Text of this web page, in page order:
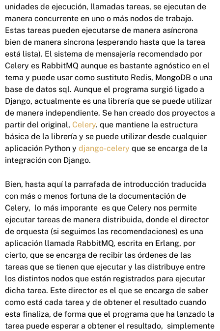
unidades de ejecución, llamadas tareas, se ejecutan de
manera concurrente en uno o más nodos de trabajo.
Estas tareas pueden ejecutarse de manera asíncrona
bien de manera síncrona (esperando hasta que la tarea
está lista). El sistema de mensajería recomendado por
Celery es RabbitMQ aunque es bastante agnóstico en el
tema y puede usar como sustituto Redis, MongoDB o una
base de datos sql. Aunque el programa surgió ligado a
Django, actualmente es una librería que se puede utilizar
de manera independiente. Se han creado dos proyectos a
partir del original, Celery. que mantiene la estructura
básica de la librería y se puede utilizar desde cualquier
aplicación Python y django-celery que se encarga de la
integración con Django.
Bien, hasta aquí la parrafada de introducción traducida
con más o menos fortuna de la documentación de
Celery, lo más imporante es que Celery nos permite
ejecutar tareas de manera distribuida, donde el director
de orquesta (si seguimos las recomendaciones) es una
aplicación llamada RabbitMQ, escrita en Erlang, por
cierto, que se encarga de recibir las órdenes de las
tareas que se tienen que ejecutar y las distribuye entre
los distintos nodos que están registrados para ejecutar
dicha tarea. Este director es el que se encarga de saber
como está cada tarea y de obtener el resultado cuando
esta finaliza, de forma que el programa que ha lanzado la
tarea puede esperar a obtener el resultado, simplemente